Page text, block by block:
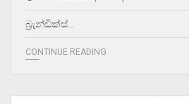
බ්‍රැන්ඩික්ස්…
CONTINUE READING